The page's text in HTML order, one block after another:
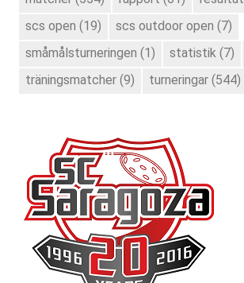
scs open (19) scs outdoor open (7)
småmålsturneringen (1) statistik (7)
träningsmatcher (9) turneringar (544)